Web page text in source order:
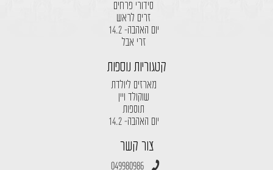
סידורי פרחים
זרים לראש
יום האהבה- 14.2
זרי אבל
קטגוריות נוספות
מארזים ליולדת
שוקולד ויין
תוספות
יום האהבה- 14.2
צור קשר
049980986